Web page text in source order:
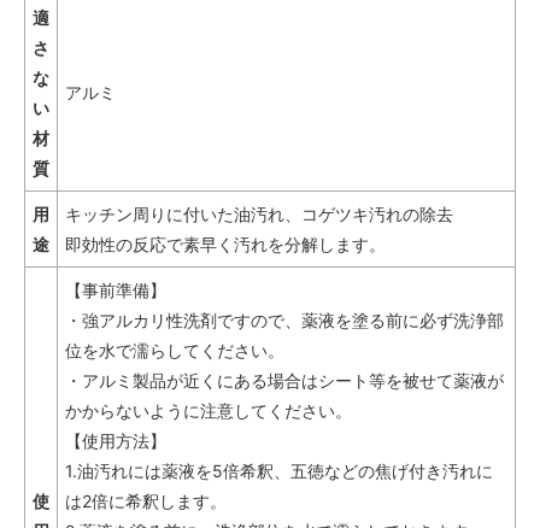
適
さ
な
い
材
質
アルミ
用
途
キッチン周りに付いた油汚れ、コゲツキ汚れの除去
即効性の反応で素早く汚れを分解します。
使
【事前準備】
・強アルカリ性洗剤ですので、薬液を塗る前に必ず洗浄部
位を水で濡らしてください。
・アルミ製品が近くにある場合はシート等を被せて薬液が
かからないように注意してください。
【使用方法】
1.油汚れには薬液を5倍希釈、五徳などの焦げ付き汚れに
は2倍に希釈します。